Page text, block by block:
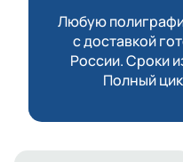
Любую
с доставкой
России. Сроки
Полный